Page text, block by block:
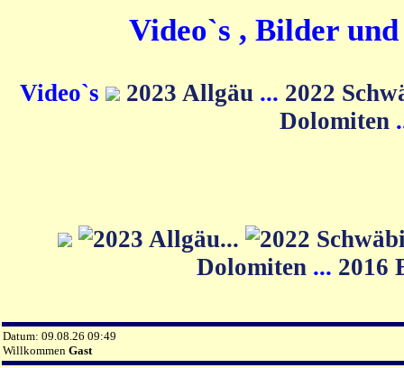
Video`s , Bilder
Video`s 2023 Allgäu ... 2022
Dolomiten
Dolomiten ... 2016
Datum: 09.08.26 09:49
Willkommen Gast